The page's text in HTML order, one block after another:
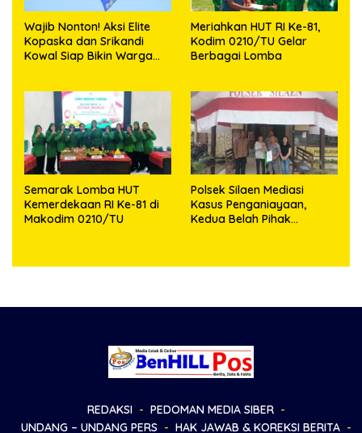
Wajib Nonton! Aksi Elite
Kopaska dan Srikandi
Kowal Siap Bikin Warga
Meriahkan HUT RI Ke-81,
Kodim 0210/TU Gelar
Berbagai Lomba
Semarak Lomba HUT
Kemerdekaan RI Ke-81 di
Makodim 0210/TU
Polsek Silaen Mediasi
Kasus Penganiayaan,
Kedua Belah Pihak
REDAKSI
PEDOMAN MEDIA SIBER
UNDANG – UNDANG PERS
HAK JAWAB & KOREKSI BERITA